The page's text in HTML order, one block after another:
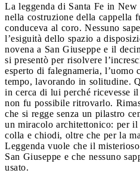
La leggenda di Santa Fe in
nella costruzione della cappella
conduceva al coro. Nessuno
l’esiguità dello spazio a
novena a San Giuseppe e il
si presentò per risolvere
esperto di falegnameria, l’uomo
tempo, lavorando in solitudine.
in cerca di lui perché ricevesse
non fu possibile ritrovarlo.
che si regge senza un pilastro
un miracolo architettonico: per
colla e chiodi, oltre che per la
Leggenda vuole che il
San Giuseppe e che nessuno
usato.